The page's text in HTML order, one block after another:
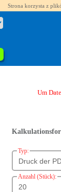
Strona korzysta z
Um
Typ:
Anzahl (Stück):